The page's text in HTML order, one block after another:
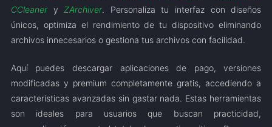
CCleanery ZArchiver. Personaliza tu interfaz con diseños
únicos, optimiza el rendimiento de tu dispositivo eliminando
archivos innecesarios o gestiona tus archivos con facilidad.
Aquí puedes descargar aplicaciones de pago, versiones
modificadas y premium completamente gratis, accediendo a
características avanzadas sin gastar nada. Estas herramientas
son ideales para usuarios que buscan practicidad,